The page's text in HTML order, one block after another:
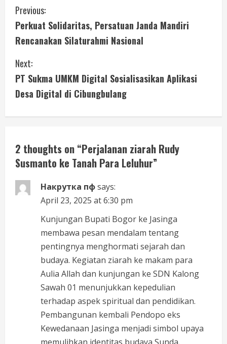
C
o
n
t
i
n
u
e
R
Previous:
Perkuat Solidaritas, Persatuan Janda Mandiri
Rencanakan Silaturahmi Nasional
Next:
PT Sukma UMKM Digital Sosialisasikan Aplikasi
Desa Digital di Cibungbulang
2 thoughts on “Perjalanan ziarah Rudy
Susmanto ke Tanah Para Leluhur”
Накрутка пфsays:
April 23, 2025 at 6:30 pm
Kunjungan Bupati Bogor ke Jasinga
membawa pesan mendalam tentang
pentingnya menghormati sejarah dan
budaya. Kegiatan ziarah ke makam para
Aulia Allah dan kunjungan ke SDN Kalong
Sawah 01 menunjukkan kepedulian
terhadap aspek spiritual dan pendidikan.
Pembangunan kembali Pendopo eks
Kewedanaan Jasinga menjadi simbol upaya